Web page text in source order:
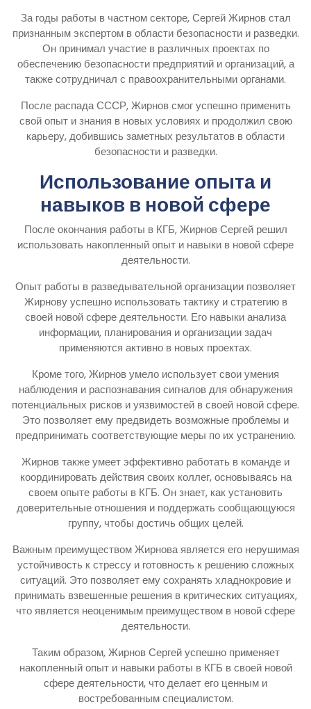
За годы работы в частном секторе, Сергей Жирнов стал
признанным экспертом в области безопасности и разведки.
Он принимал участие в различных проектах по
обеспечению безопасности предприятий и организаций, а
также сотрудничал с правоохранительными органами.
После распада СССР, Жирнов смог успешно применить
свой опыт и знания в новых условиях и продолжил свою
карьеру, добившись заметных результатов в области
безопасности и разведки.
Использование опыта и
навыков в новой сфере
После окончания работы в КГБ, Жирнов Сергей решил
использовать накопленный опыт и навыки в новой сфере
деятельности.
Опыт работы в разведывательной организации позволяет
Жирнову успешно использовать тактику и стратегию в
своей новой сфере деятельности. Его навыки анализа
информации, планирования и организации задач
применяются активно в новых проектах.
Кроме того, Жирнов умело использует свои умения
наблюдения и распознавания сигналов для обнаружения
потенциальных рисков и уязвимостей в своей новой сфере.
Это позволяет ему предвидеть возможные проблемы и
предпринимать соответствующие меры по их устранению.
Жирнов также умеет эффективно работать в команде и
координировать действия своих коллег, основываясь на
своем опыте работы в КГБ. Он знает, как установить
доверительные отношения и поддержать сообщающуюся
группу, чтобы достичь общих целей.
Важным преимуществом Жирнова является его нерушимая
устойчивость к стрессу и готовность к решению сложных
ситуаций. Это позволяет ему сохранять хладнокровие и
принимать взвешенные решения в критических ситуациях,
что является неоценимым преимуществом в новой сфере
деятельности.
Таким образом, Жирнов Сергей успешно применяет
накопленный опыт и навыки работы в КГБ в своей новой
сфере деятельности, что делает его ценным и
востребованным специалистом.